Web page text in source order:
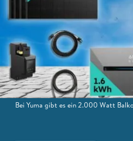
Bei Yuma gibt es ein 2.000 Watt